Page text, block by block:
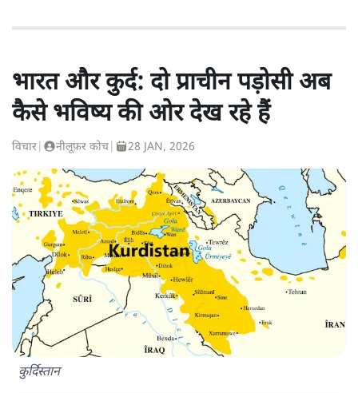
भारत और कुर्द: दो प्राचीन पड़ोसी अब
कैसे भविष्य की ओर देख रहे हैं
विचार नीलूफ़र कोच 28 JAN, 2026
कुर्दिस्तान